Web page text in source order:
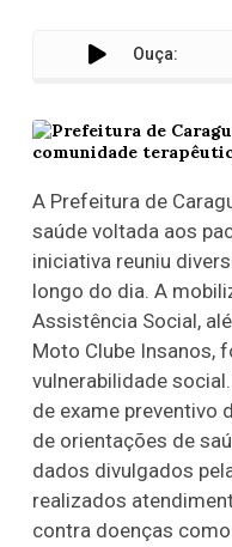
Ouça:
A Prefeitura de
saúde voltada aos
iniciativa reuniu
longo do dia. A
Assistência Social,
Moto Clube Insanos,
vulnerabilidade
de exame preventivo
de orientações de
dados divulgados
realizados
contra doenças